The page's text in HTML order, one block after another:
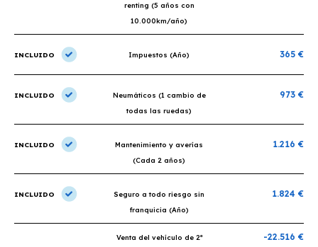
renting (5 años con
10.000km/año)
INCLUIDO Impuestos (Año) 365 €
INCLUIDO
Neumáticos (1 cambio de
todas las ruedas)
973 €
INCLUIDO
Mantenimiento y averías
(Cada 2 años)
1.216 €
INCLUIDO
Seguro a todo riesgo sin
franquicia (Año)
1.824 €
Venta del vehículo de 2ª
-22.516 €